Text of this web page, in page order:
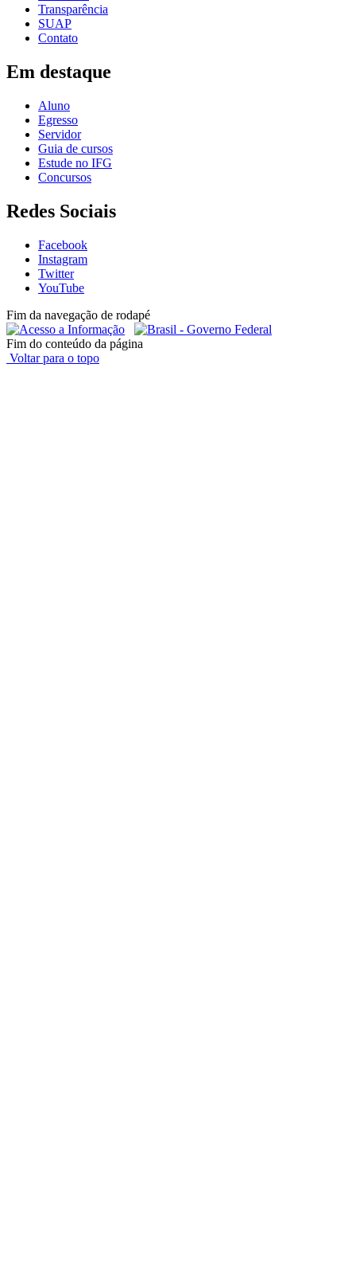
Transparência
SUAP
Contato
Em destaque
Aluno
Egresso
Servidor
Guia de cursos
Estude no IFG
Concursos
Redes Sociais
Facebook
Instagram
Twitter
YouTube
Fim da navegação de rodapé
Fim do conteúdo da página
Voltar para o topo